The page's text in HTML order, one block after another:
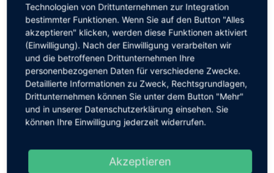
Search:
Technologien von Drittunternehmen zur Integration
bestimmter Funktionen. Wenn Sie auf den Button "Alles
akzeptieren" klicken, werden diese Funktionen aktiviert
(Einwilligung). Nach der Einwilligung verarbeiten wir
und die betroffenen Drittunternehmen Ihre
personenbezogenen Daten für verschiedene Zwecke.
Detaillierte Informationen zu Zweck, Rechtsgrundlagen,
Drittunternehmen können Sie unter dem Button "Mehr"
und in unserer Datenschutzerklärung einsehen. Sie
können Ihre Einwilligung jederzeit widerrufen.
Akzeptieren